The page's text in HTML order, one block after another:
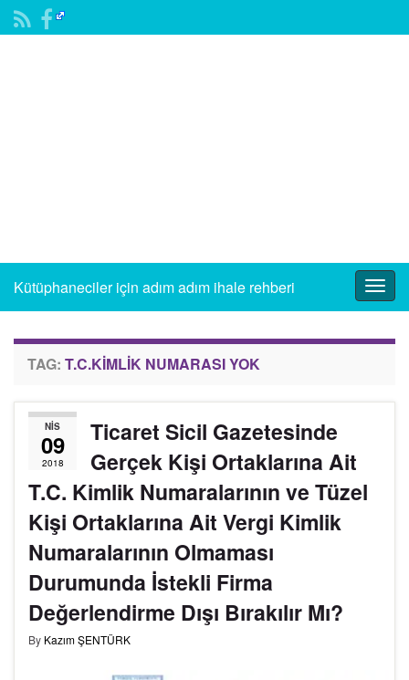
Kütüphaneciler için adım adım ihale rehberi
TAG: T.C.KIMLIK NUMARASI YOK
NIS
09
2018
Ticaret Sicil Gazetesinde
Gerçek Kişi Ortaklarına Ait
T.C. Kimlik Numaralarının ve Tüzel
Kişi Ortaklarına Ait Vergi Kimlik
Numaralarının Olmaması
Durumunda İstekli Firma
Değerlendirme Dışı Bırakılır Mı?
By Kazım ŞENTÜRK